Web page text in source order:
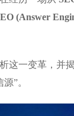
(Answer
这一变革，并
”。